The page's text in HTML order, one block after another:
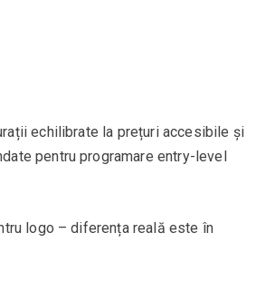
echilibrate la prețuri accesibile și
pentru programare entry-level
logo – diferența reală este în